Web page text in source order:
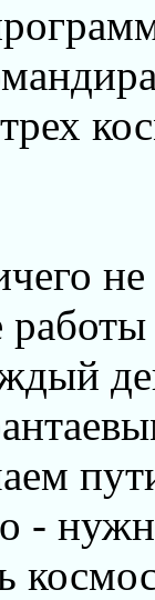
не
-